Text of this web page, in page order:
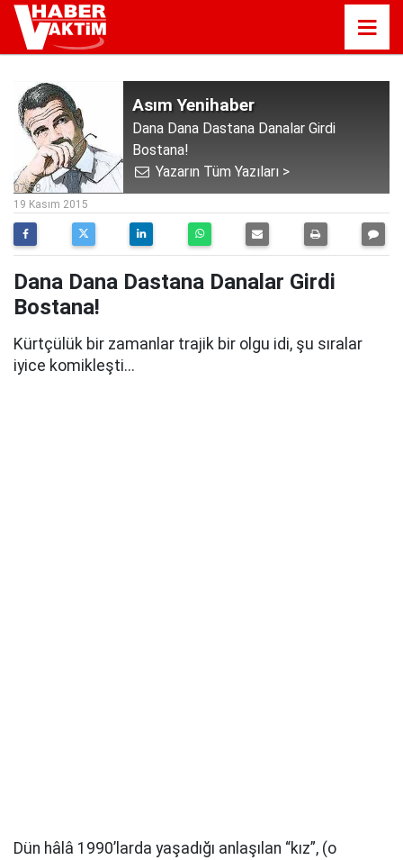
Asım Yenihaber
Dana Dana Dastana Danalar Girdi
Bostana!
Yazarın Tüm Yazıları >
07:58
19 Kasım 2015
Dana Dana Dastana Danalar Girdi
Bostana!
Kürtçülük bir zamanlar trajik bir olgu idi, şu sıralar
iyice komikleşti...
Dün hâlâ 1990’larda yaşadığı anlaşılan “kız”, (o